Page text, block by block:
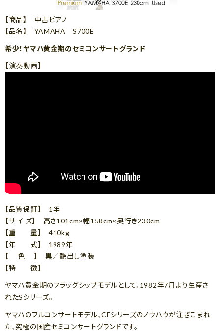
【商品】 中古ピアノ
【品名】 YAMAHA S700E
希少！ヤマハ黄金期のセミコンサートグランド
【演奏動画】
【品質保証】 1年
【サ イ ズ】 高さ101cm×幅158cm×奥行き230cm
【重 量】 410kg
【年 式】 1989年
【 色 】 黒／艶出し塗装
【特 徴】
ヤマハ黄金期のフラッグシップモデルとして、1982年7月より生産さ
れたSシリーズ。
ヤマハのフルコンサートモデル、CFシリーズのノウハウが注ぎこまれ
た、究極の国産セミコンサートグランドです。